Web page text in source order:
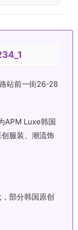
站前一街26-28
APM Luxe韩国
服装、潮流饰
部分韩国原创